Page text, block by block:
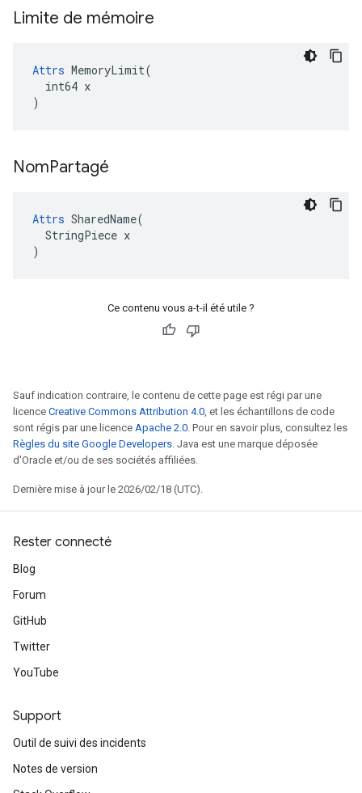
Limite de mémoire
Attrs MemoryLimit(
  int64 x
)
NomPartagé
Attrs SharedName(
  StringPiece x
)
Ce contenu vous a-t-il été utile ?
Sauf indication contraire, le contenu de cette page est régi par une
licence Creative Commons Attribution 4.0, et les échantillons de code
sont régis par une licence Apache 2.0. Pour en savoir plus, consultez les
Règles du site Google Developers. Java est une marque déposée
d'Oracle et/ou de ses sociétés affiliées.
Dernière mise à jour le 2026/02/18 (UTC).
Rester connecté
Blog
Forum
GitHub
Twitter
YouTube
Support
Outil de suivi des incidents
Notes de version